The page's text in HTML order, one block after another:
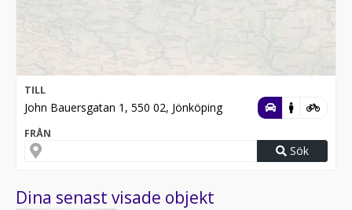
TILL
John Bauersgatan 1, 550 02, Jönköping
FRÅN
Sök
Dina senast visade objekt